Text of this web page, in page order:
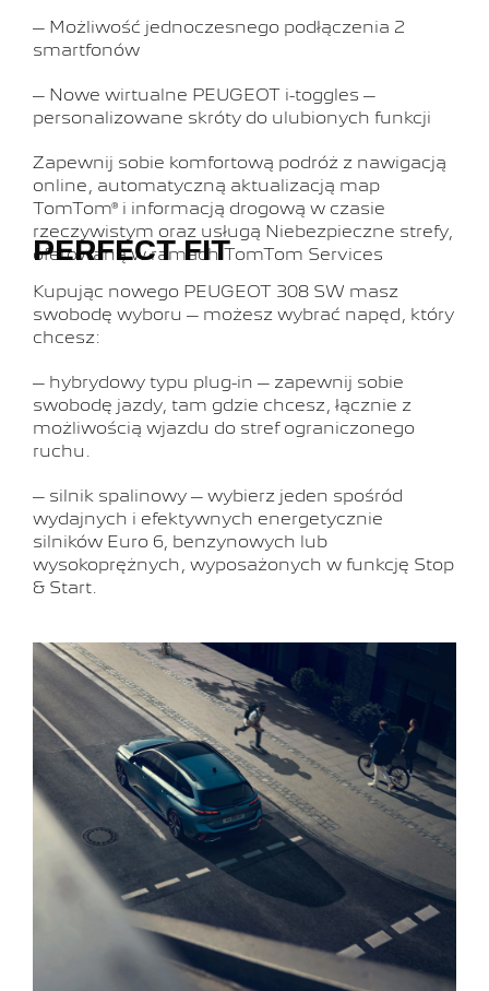
– Możliwość jednoczesnego podłączenia 2
smartfonów
– Nowe wirtualne PEUGEOT i-toggles –
personalizowane skróty do ulubionych funkcji
Zapewnij sobie komfortową podróż z nawigacją
online, automatyczną aktualizacją map
TomTom® i informacją drogową w czasie
rzeczywistym oraz usługą Niebezpieczne strefy,
oferowaną w ramach TomTom Services
PERFECT FIT
Kupując nowego PEUGEOT 308 SW masz
swobodę wyboru – możesz wybrać napęd, który
chcesz:
– hybrydowy typu plug-in – zapewnij sobie
swobodę jazdy, tam gdzie chcesz, łącznie z
możliwością wjazdu do stref ograniczonego
ruchu.
– silnik spalinowy – wybierz jeden spośród
wydajnych i efektywnych energetycznie
silników Euro 6, benzynowych lub
wysokoprężnych, wyposażonych w funkcję Stop
& Start.